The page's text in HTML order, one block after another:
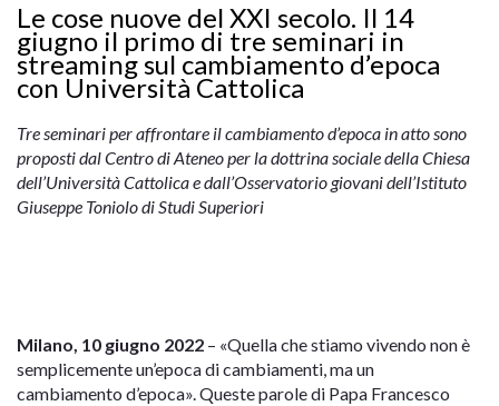
Le cose nuove del XXI secolo. Il 14
giugno il primo di tre seminari in
streaming sul cambiamento d’epoca
con Università Cattolica
Tre seminari per affrontare il cambiamento d’epoca in atto sono
proposti dal Centro di Ateneo per la dottrina sociale della Chiesa
dell’Università Cattolica e dall’Osservatorio giovani dell’Istituto
Giuseppe Toniolo di Studi Superiori
Milano, 10 giugno 2022 – «Quella che stiamo vivendo non è
semplicemente un’epoca di cambiamenti, ma un
cambiamento d’epoca». Queste parole di Papa Francesco